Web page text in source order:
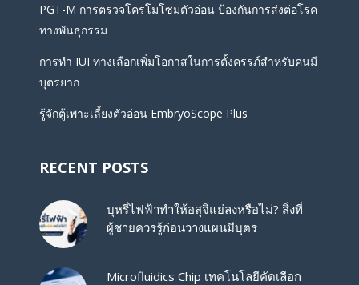
PGT-M การตรวจโครโมโซมตัวอ่อน ป้องกันการส่งต่อโรค
ทางพันธุกรรม
การทำ IUI ทางเลือกเพิ่มโอกาสในการตั้งครรภ์สำหรับคนมี
บุตรยาก
รู้จักตู้เพาะเลี้ยงตัวอ่อน EmbryoScope Plus
RECENT POSTS
บุหรี่ไฟฟ้าทำให้อสุจิแย่ลงหรือไม่? สิ่งที่
ผู้ชายควรรู้ก่อนวางแผนมีบุตร
Microfluidics Chip เทคโนโลยีคัดเลือก